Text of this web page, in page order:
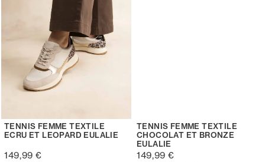
TENNIS FEMME TEXTILE
ECRU ET LEOPARD EULALIE
149,99 €
TENNIS FEMME TEXTILE
CHOCOLAT ET BRONZE
EULALIE
149,99 €